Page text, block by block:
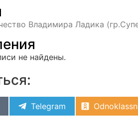
Владимира Ладика
не найдены.
Telegram